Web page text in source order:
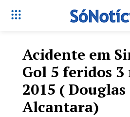
Acidente em
Gol 5 feridos 3
2015 ( Douglas
Alcantara)